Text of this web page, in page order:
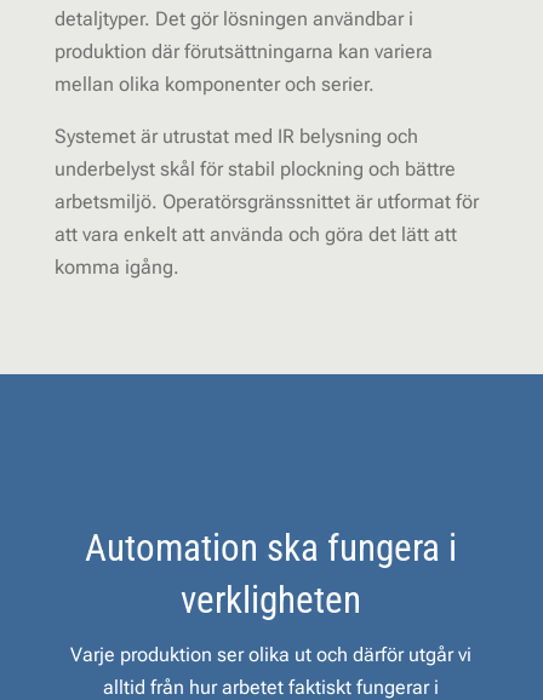
detaljtyper. Det gör lösningen användbar i
produktion där förutsättningarna kan variera
mellan olika komponenter och serier.
Systemet är utrustat med IR belysning och
underbelyst skål för stabil plockning och bättre
arbetsmiljö. Operatörsgränssnittet är utformat för
att vara enkelt att använda och göra det lätt att
komma igång.
Automation ska fungera i
verkligheten
Varje produktion ser olika ut och därför utgår vi
alltid från hur arbetet faktiskt fungerar i